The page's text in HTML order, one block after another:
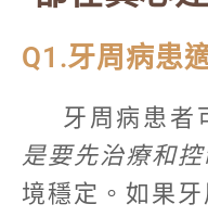
Q1.牙周病患
牙周病患者
是要先治療和
境穩定。如果